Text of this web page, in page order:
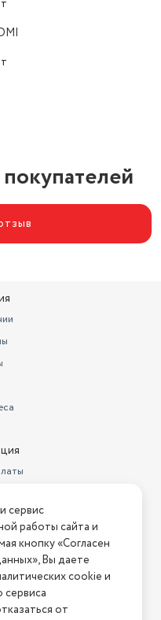
Напишите нам
У нас есть всё!
сервис
работы сайта и
кнопку «Согласен
Вы даете
cookie и
от